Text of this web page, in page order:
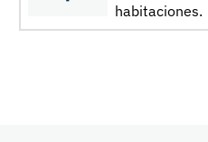
habitaciones.